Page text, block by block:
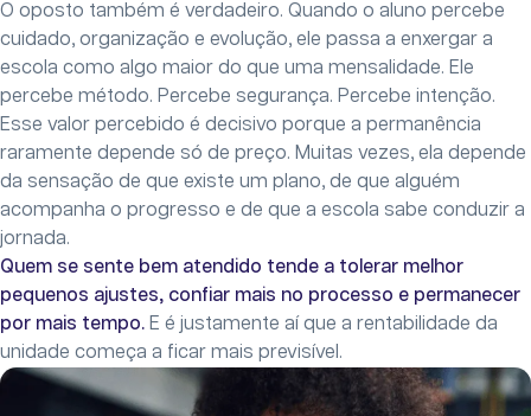
O oposto também é verdadeiro. Quando o aluno percebe
cuidado, organização e evolução, ele passa a enxergar a
escola como algo maior do que uma mensalidade. Ele
percebe método. Percebe segurança. Percebe intenção.
Esse valor percebido é decisivo porque a permanência
raramente depende só de preço. Muitas vezes, ela depende
da sensação de que existe um plano, de que alguém
acompanha o progresso e de que a escola sabe conduzir a
jornada.
Quem se sente bem atendido tende a tolerar melhor
pequenos ajustes, confiar mais no processo e permanecer
por mais tempo. E é justamente aí que a rentabilidade da
unidade começa a ficar mais previsível.